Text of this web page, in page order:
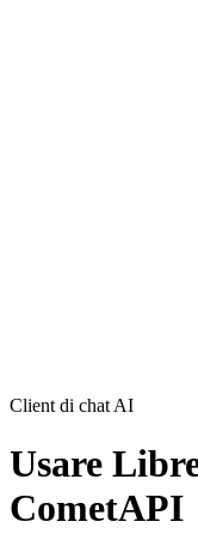
Client di chat AI
Usare
CometAPI